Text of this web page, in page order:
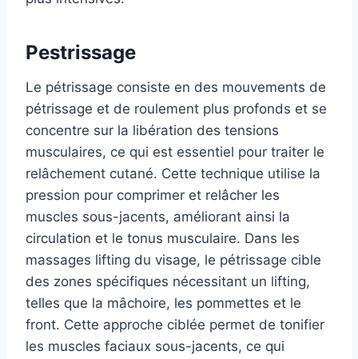
Pestrissage
Le pétrissage consiste en des mouvements de
pétrissage et de roulement plus profonds et se
concentre sur la libération des tensions
musculaires, ce qui est essentiel pour traiter le
relâchement cutané. Cette technique utilise la
pression pour comprimer et relâcher les
muscles sous-jacents, améliorant ainsi la
circulation et le tonus musculaire. Dans les
massages lifting du visage, le pétrissage cible
des zones spécifiques nécessitant un lifting,
telles que la mâchoire, les pommettes et le
front. Cette approche ciblée permet de tonifier
les muscles faciaux sous-jacents, ce qui